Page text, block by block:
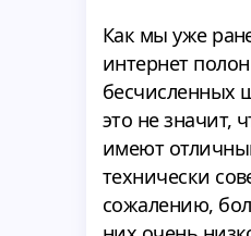
Как мы уже
интернет полон
бесчисленных
это не значит,
имеют
технически
сожалению,